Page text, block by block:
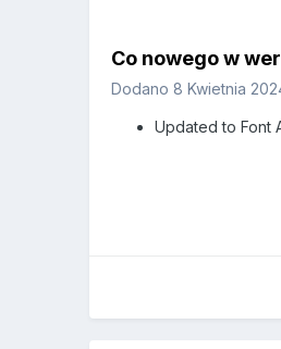
Co nowego w
Dodano8 Kwietnia
Updated to Font